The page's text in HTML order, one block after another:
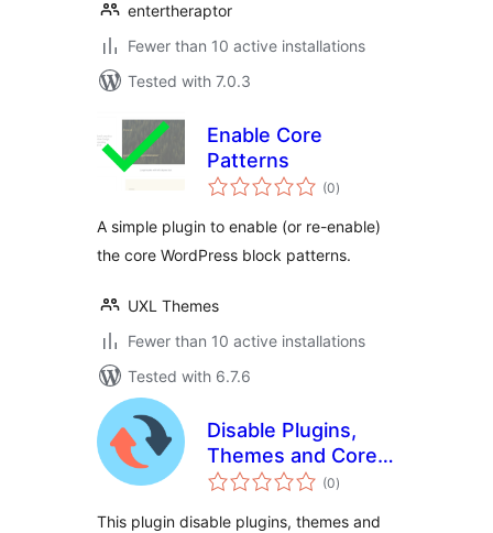
entertheraptor
Fewer than 10 active installations
Tested with 7.0.3
Enable Core
Patterns
(0total
ratings
)
A simple plugin to enable (or re-enable)
the core WordPress block patterns.
UXL Themes
Fewer than 10 active installations
Tested with 6.7.6
Disable Plugins,
Themes and Core
Updates
(0total
ratings
)
This plugin disable plugins, themes and